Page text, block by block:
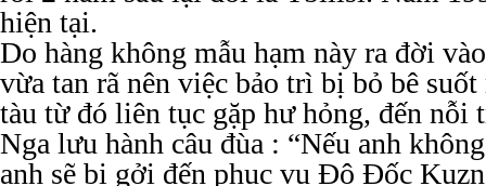
hiện tại.
Do hàng không mẫu hạm này ra đời
vừa tan rã nên việc bảo trì bị bỏ bê
tàu từ đó liên tục gặp hư hỏng, đến
Nga lưu hành câu đùa : “Nếu anh
anh sẽ bị gởi đến phục vụ Đô Đốc